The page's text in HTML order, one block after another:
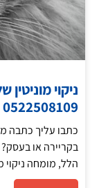
ניקוי מוניטין
0522508109
כתבו עליך כתבה
בקריירה או
הלל, מומחה ניקוי